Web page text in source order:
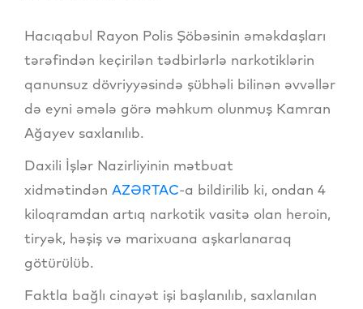
Hacıqabul Rayon Polis Şöbəsinin əməkdaşları
tərəfindən keçirilən tədbirlərlə narkotiklərin
qanunsuz dövriyyəsində şübhəli bilinən əvvəllər
də eyni əmələ görə məhkum olunmuş Kamran
Ağayev saxlanılıb.
Daxili İşlər Nazirliyinin mətbuat
xidmətindən AZƏRTAC-a bildirilib ki, ondan 4
kiloqramdan artıq narkotik vasitə olan heroin,
tiryək, həşiş və marixuana aşkarlanaraq
götürülüb.
Faktla bağlı cinayət işi başlanılıb, saxlanılan